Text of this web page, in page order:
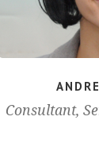
Consultant,